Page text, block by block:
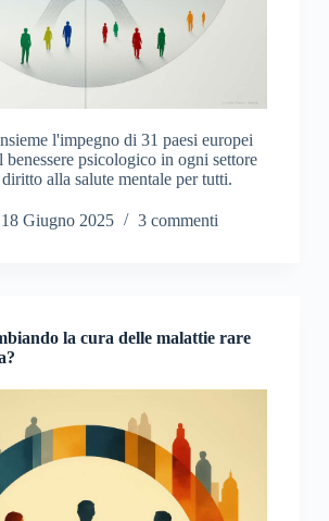
l'impegno di 31 paesi europei
benessere psicologico in ogni settore
alla salute mentale per tutti.
18 Giugno 2025 3 commenti
la cura delle malattie rare